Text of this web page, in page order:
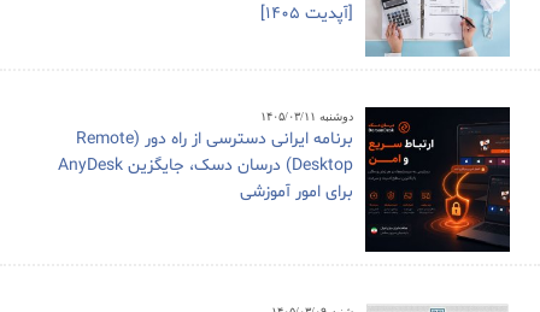
[آپدیت 1405]
دوشنبه ۱۴۰۵/۰۳/۱۱
برنامه ایرانی دسترسی از راه دور (Remote
Desktop) درسان دسک، جایگزین AnyDesk
برای امور آموزشی